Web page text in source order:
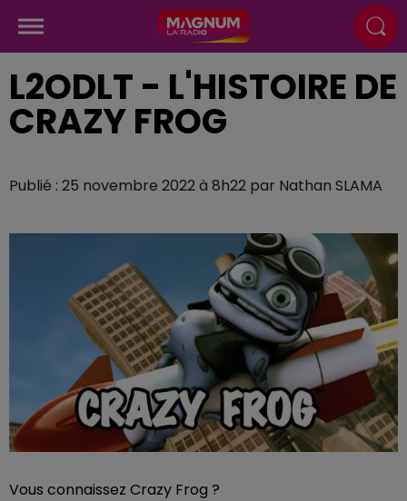
L2ODLT - L'HISTOIRE DE
CRAZY FROG
Publié : 25 novembre 2022 à 8h22 par Nathan SLAMA
Vous connaissez Crazy Frog ?